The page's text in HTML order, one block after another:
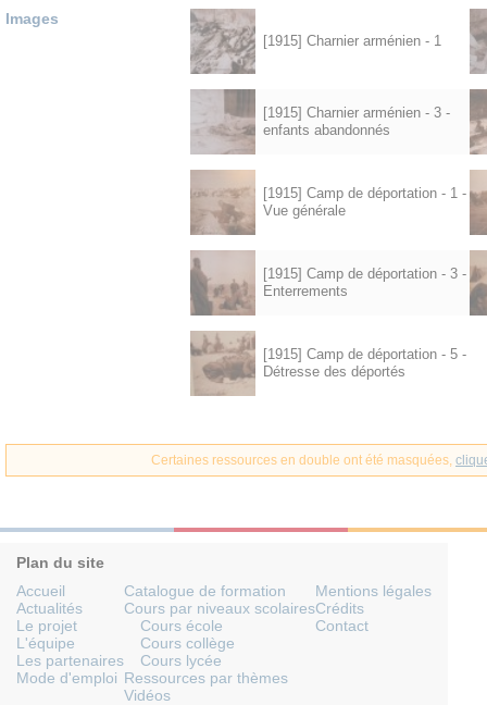
Images
[1915] Charnier arménien - 1
[1915] Charnier arménien - 3 -
enfants abandonnés
[1915] Camp de déportation - 1 -
Vue générale
[1915] Camp de déportation - 3 -
Enterrements
[1915] Camp de déportation - 5 -
Détresse des déportés
Certaines ressources en double ont été masquées,
Plan du site
Accueil
Actualités
Le projet
L'équipe
Les partenaires
Mode d'emploi
Catalogue de formation
Cours par niveaux scolaires
Cours école
Cours collège
Cours lycée
Ressources par thèmes
Vidéos
Mentions légales
Crédits
Contact